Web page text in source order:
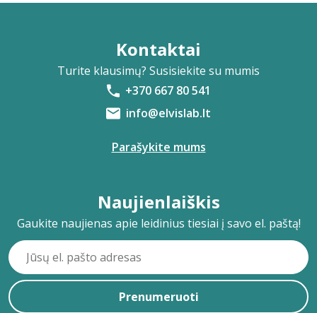
Kontaktai
Turite klausimų? Susisiekite su mumis
+370 667 80 541
info@elvislab.lt
Parašykite mums
Naujienlaiškis
Gaukite naujienas apie leidinius tiesiai į savo el. paštą!
Prenumeruoti